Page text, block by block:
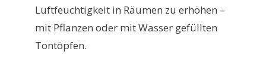
Luftfeuchtigkeit in Räumen zu erhöhen –
mit Pflanzen oder mit Wasser gefüllten
Tontöpfen.